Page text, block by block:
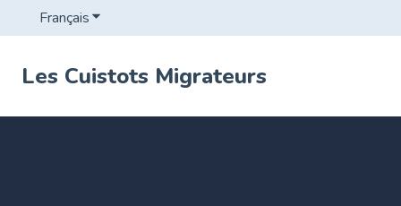
FrançaisAfficher le sous-menu pour les traductions
Les Cuistots Migrateurs